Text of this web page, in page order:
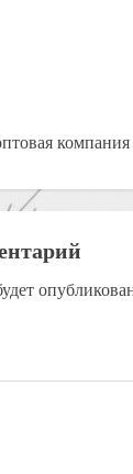
компания